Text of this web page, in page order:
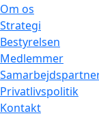
Om os
Strategi
Bestyrelsen
Medlemmer
Privatlivspolitik
Kontakt